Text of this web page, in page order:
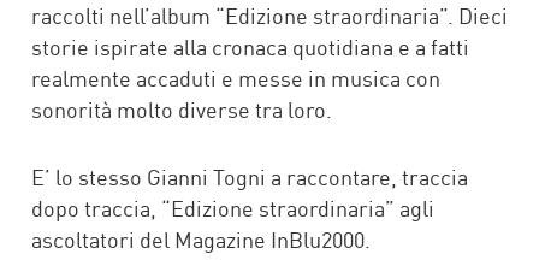
raccolti nell’album “Edizione straordinaria”. Dieci
storie ispirate alla cronaca quotidiana e a fatti
realmente accaduti e messe in musica con
sonorità molto diverse tra loro.
E’ lo stesso Gianni Togni a raccontare, traccia
dopo traccia, “Edizione straordinaria” agli
ascoltatori del Magazine InBlu2000.